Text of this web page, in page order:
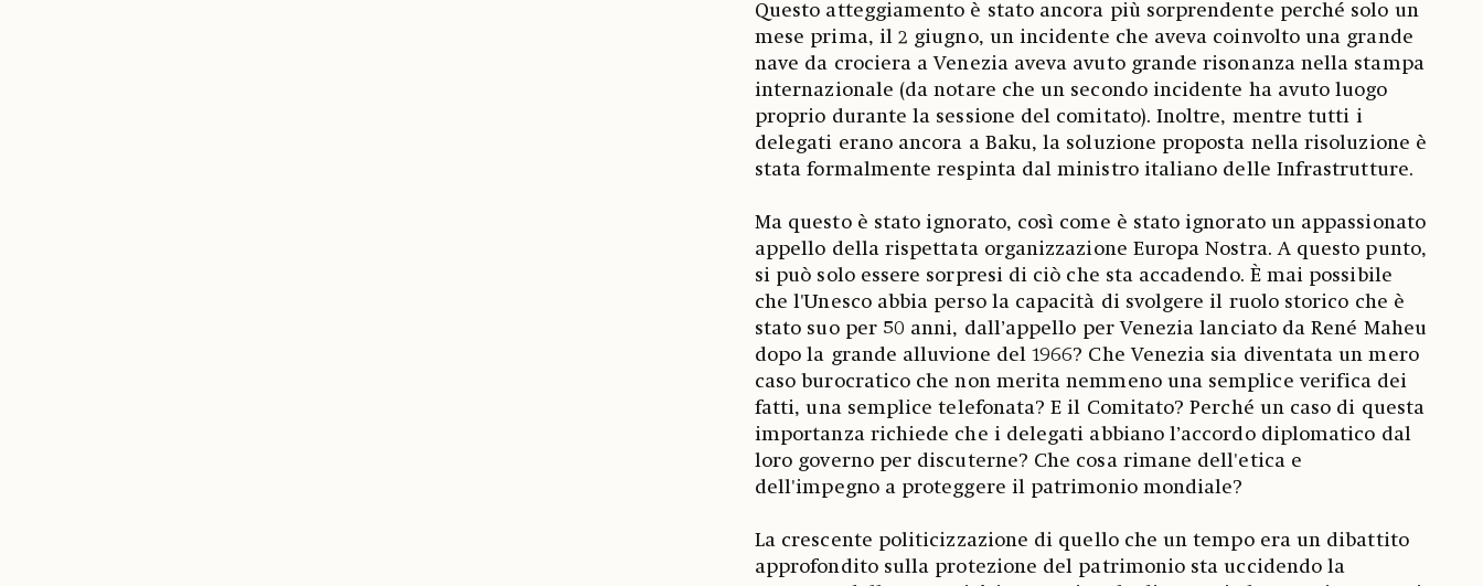
Questo atteggiamento è stato ancora più sorprendente perché solo un
mese prima, il 2 giugno, un incidente che aveva coinvolto una grande
nave da crociera a Venezia aveva avuto grande risonanza nella stampa
internazionale (da notare che un secondo incidente ha avuto luogo
proprio durante la sessione del comitato). Inoltre, mentre tutti i
delegati erano ancora a Baku, la soluzione proposta nella risoluzione è
stata formalmente respinta dal ministro italiano delle Infrastrutture.
Ma questo è stato ignorato, così come è stato ignorato un appassionato
appello della rispettata organizzazione Europa Nostra. A questo punto,
si può solo essere sorpresi di ciò che sta accadendo. È mai possibile
che l'Unesco abbia perso la capacità di svolgere il ruolo storico che è
stato suo per 50 anni, dall’appello per Venezia lanciato da René Maheu
dopo la grande alluvione del 1966? Che Venezia sia diventata un mero
caso burocratico che non merita nemmeno una semplice verifica dei
fatti, una semplice telefonata? E il Comitato? Perché un caso di questa
importanza richiede che i delegati abbiano l’accordo diplomatico dal
loro governo per discuterne? Che cosa rimane dell'etica e
dell'impegno a proteggere il patrimonio mondiale?
La crescente politicizzazione di quello che un tempo era un dibattito
approfondito sulla protezione del patrimonio sta uccidendo la